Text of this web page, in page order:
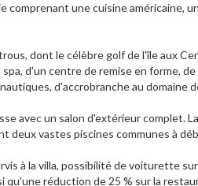
une cuisine américaine,
dont le célèbre golf de l'île aux
d'un centre de remise en forme,
d'accrobranche au domaine
avec un salon d'extérieur complet.
deux vastes piscines communes à
à la villa, possibilité de voiturette sur
qu'une réduction de 25 % sur la